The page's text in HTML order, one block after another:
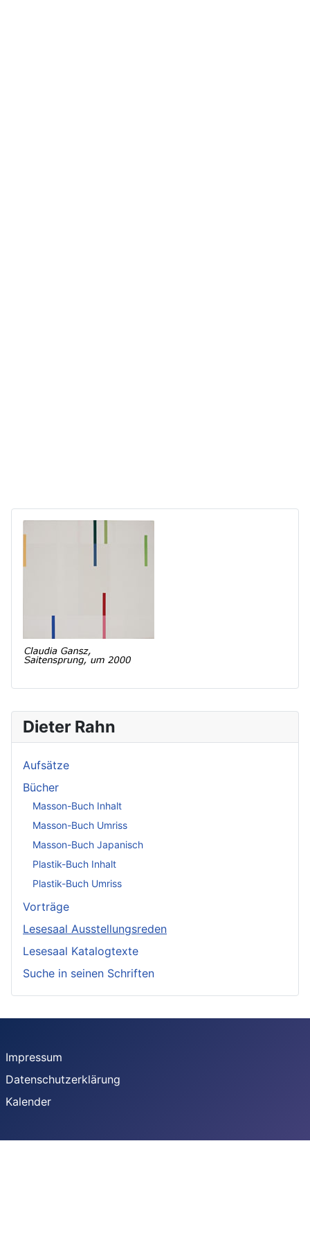
Dieter Rahn
Aufsätze
Bücher
Masson-Buch Inhalt
Masson-Buch Umriss
Masson-Buch Japanisch
Plastik-Buch Inhalt
Plastik-Buch Umriss
Vorträge
Lesesaal Ausstellungsreden
Lesesaal Katalogtexte
Suche in seinen Schriften
Impressum
Datenschutzerklärung
Kalender